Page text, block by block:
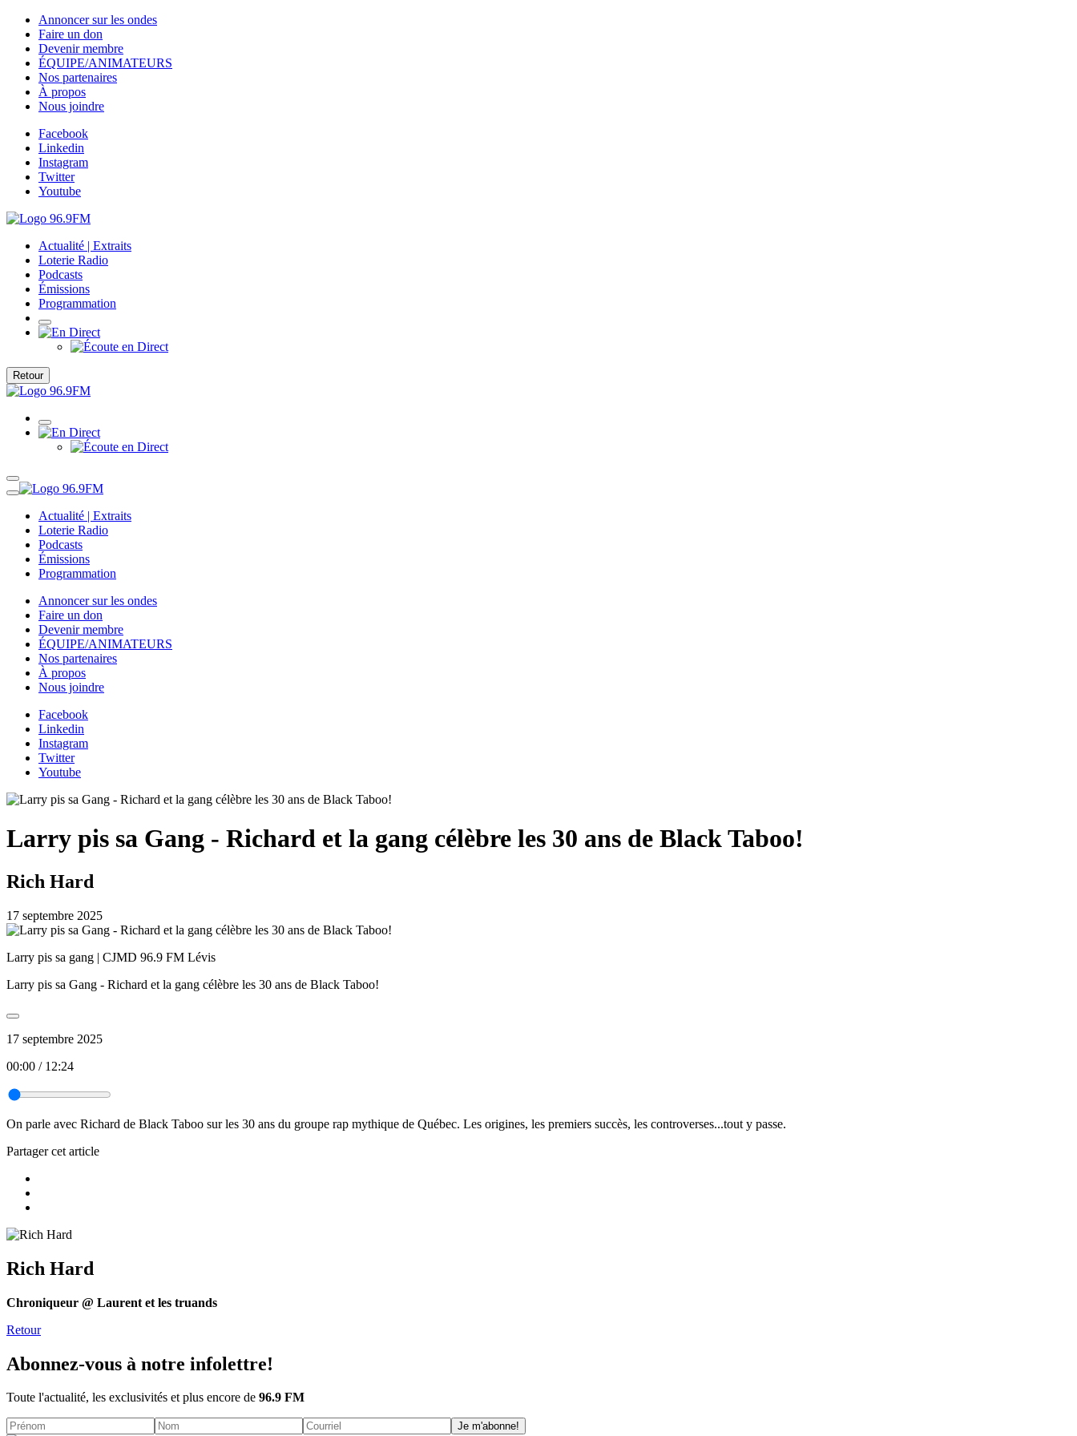
Annoncer sur les ondes
Faire un don
Devenir membre
ÉQUIPE/ANIMATEURS
Nos partenaires
À propos
Nous joindre
Facebook
Linkedin
Instagram
Twitter
Youtube
Actualité | Extraits
Loterie Radio
Podcasts
Émissions
Programmation
Retour
Actualité | Extraits
Loterie Radio
Podcasts
Émissions
Programmation
Annoncer sur les ondes
Faire un don
Devenir membre
ÉQUIPE/ANIMATEURS
Nos partenaires
À propos
Nous joindre
Facebook
Linkedin
Instagram
Twitter
Youtube
Larry pis sa Gang - Richard et la gang célèbre les 30 ans de Black Taboo!
Rich Hard
17 septembre 2025
Larry pis sa gang | CJMD 96.9 FM Lévis
Larry pis sa Gang - Richard et la gang célèbre les 30 ans de Black Taboo!
17 septembre 2025
00:00 / 12:24
On parle avec Richard de Black Taboo sur les 30 ans du groupe rap mythique de Québec. Les origines, les premiers succès, les controverses...tout y passe.
Partager cet article
Rich Hard
Chroniqueur @ Laurent et les truands
Retour
Abonnez-vous à notre infolettre!
Toute l'actualité, les exclusivités et plus encore de 96.9 FM
Je m'abonne!